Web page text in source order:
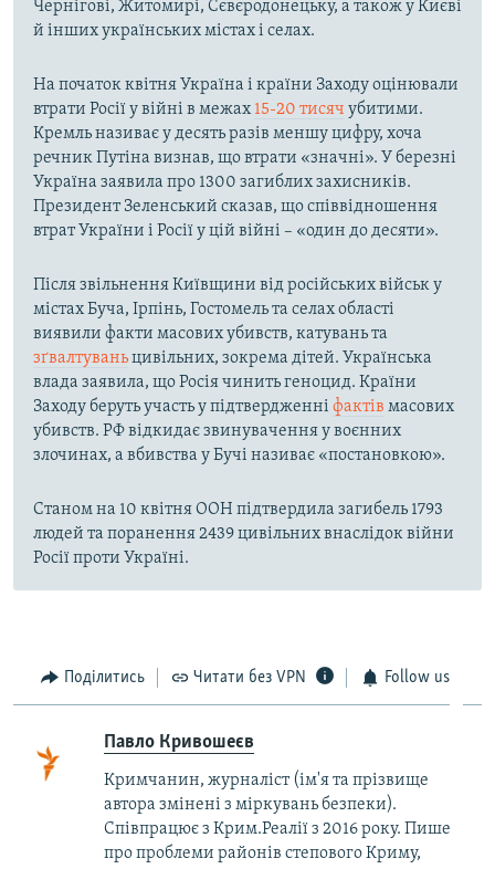
Чернігові, Житомирі, Сєвєродонецьку, а також у Києві
й інших українських містах і селах.
На початок квітня Україна і країни Заходу оцінювали
втрати Росії у війні в межах 15-20 тисяч убитими.
Кремль називає у десять разів меншу цифру, хоча
речник Путіна визнав, що втрати «значні». У березні
Україна заявила про 1300 загиблих захисників.
Президент Зеленський сказав, що співвідношення
втрат України і Росії у цій війні – «один до десяти».
Після звільнення Київщини від російських військ у
містах Буча, Ірпінь, Гостомель та селах області
виявили факти масових убивств, катувань та
зґвалтуваньцивільних, зокрема дітей. Українська
влада заявила, що Росія чинить геноцид. Країни
Заходу беруть участь у підтвердженні фактів масових
убивств. РФ відкидає звинувачення у воєнних
злочинах, а вбивства у Бучі називає «постановкою».
Станом на 10 квітня ООН підтвердила загибель 1793
людей та поранення 2439 цивільних внаслідок війни
Росії проти Україні.
Поділитись Читати без VPN Follow us
Павло Кривошеєв
Кримчанин, журналіст (ім'я та прізвище
автора змінені з міркувань безпеки).
Співпрацює з Крим.Реалії з 2016 року. Пише
про проблеми районів степового Криму,